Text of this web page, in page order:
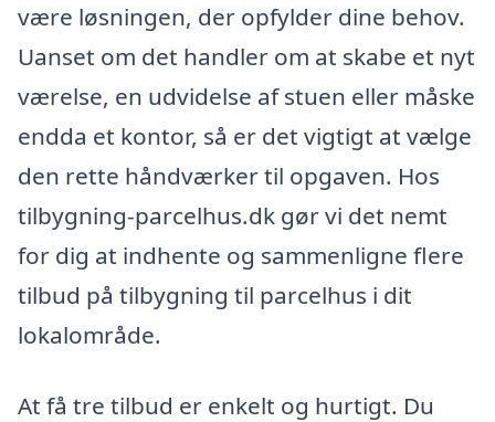
være løsningen, der opfylder dine behov.
Uanset om det handler om at skabe et nyt
værelse, en udvidelse af stuen eller måske
endda et kontor, så er det vigtigt at vælge
den rette håndværker til opgaven. Hos
tilbygning-parcelhus.dk gør vi det nemt
for dig at indhente og sammenligne flere
tilbud på tilbygning til parcelhus i dit
lokalområde.
At få tre tilbud er enkelt og hurtigt. Du